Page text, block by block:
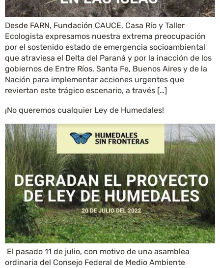
Desde FARN, Fundación CAUCE, Casa Río y Taller
Ecologista expresamos nuestra extrema preocupación
por el sostenido estado de emergencia socioambiental
que atraviesa el Delta del Paraná y por la inacción de los
gobiernos de Entre Ríos, Santa Fe, Buenos Aires y de la
Nación para implementar acciones urgentes que
reviertan este trágico escenario, a través […]
¡No queremos cualquier Ley de Humedales!
El pasado 11 de julio, con motivo de una asamblea
ordinaria del Consejo Federal de Medio Ambiente